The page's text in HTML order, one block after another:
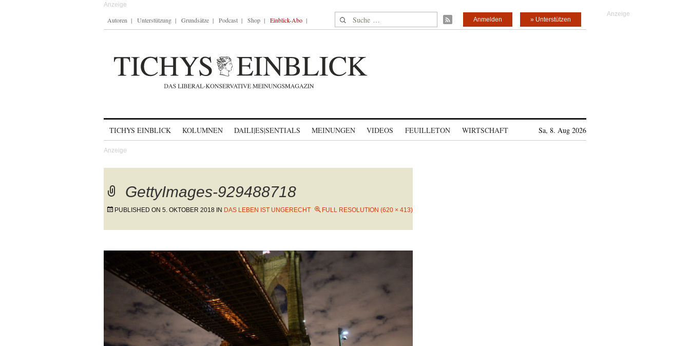
Autoren Unterstützung Grundsätze Podcast Shop Einblick-Abo Suche nach: » Unterstützen
Anmelden
TICHYS EINBLICK KOLUMNEN DAILI|ES|SENTIALS MEINUNGEN VIDEOS FEUILLETON WIRTSCHAFT Sa, 8. Aug 2026
GettyImages-929488718
PUBLISHED ON 5. OKTOBER 2018 IN DAS LEBEN IST UNGERECHT FULL RESOLUTION (620 × 413)
Previous